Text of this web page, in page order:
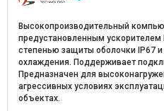
Высокопроизводительный
предустановленным ускорителем
степенью защиты оболочки IP67
охлаждения. Поддерживает
Предназначен для
агрессивных условиях
объектах.